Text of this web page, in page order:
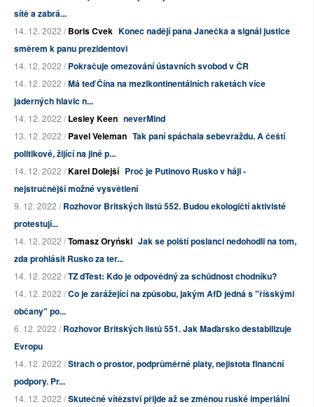
sítě a zabrá...
14. 12. 2022 /Boris Cvek Konec nadějí pana Janečka a signál justice
směrem k panu prezidentovi
14. 12. 2022 /Pokračuje omezování ústavních svobod v ČR
14. 12. 2022 /Má teď Čína na mezikontinentálních raketách více
jaderných hlavic n...
14. 12. 2022 /Lesley Keen neverMind
13. 12. 2022 /Pavel Veleman Tak paní spáchala sebevraždu. A čeští
politikové, žijící na jiné p...
14. 12. 2022 /Karel Dolejší Proč je Putinovo Rusko v háji -
nejstručnější možné vysvětlení
9. 12. 2022 /Rozhovor Britských listů 552. Budou ekologičtí aktivisté
protestují...
14. 12. 2022 /Tomasz Oryński Jak se polští poslanci nedohodli na tom,
zda prohlásit Rusko za ter...
14. 12. 2022 /TZ dTest: Kdo je odpovědný za schůdnost chodníku?
14. 12. 2022 /Co je zarážející na způsobu, jakým AfD jedná s "říšskými
občany" po...
6. 12. 2022 /Rozhovor Britských listů 551. Jak Maďarsko destabilizuje
Evropu
14. 12. 2022 /Strach o prostor, podprůměrné platy, nejistota finanční
podpory. Pr...
14. 12. 2022 /Skutečné vítězství přijde až se změnou ruské imperiální